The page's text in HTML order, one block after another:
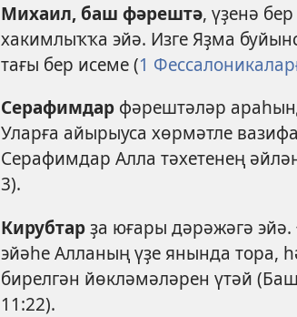
Михаил, баш фәрештә, үҙенә
хакимлыҡҡа эйә. Изге Яҙма
тағы бер исеме (1
Серафимдар фәрештәләр
Уларға айырыуса хөрмәтле
Серафимдар Алла тәхетенең
3).
Кирубтарҙа юғары дәрәжәгә эйә.
эйәһе Алланың үҙе янында тора,
бирелгән йөкләмәләрен үтәй (
11:22).